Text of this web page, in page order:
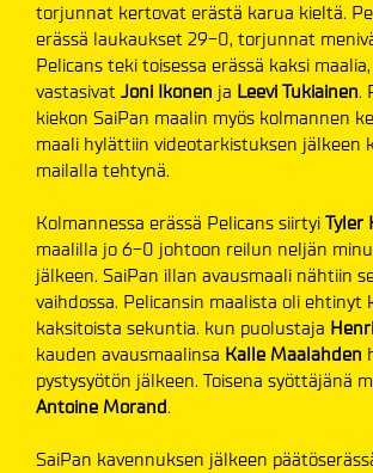
torjunnat kertovat erästä karua kieltä.
erässä laukaukset 29-0, torjunnat
Pelicans teki toisessa erässä kaksi
vastasivat Joni Ikonen ja Leevi Tukiainen.
kiekon SaiPan maalin myös kolmannen
maali hylättiin videotarkistuksen jälkeen
mailalla tehtynä.
Kolmannessa erässä Pelicans siirtyi Tyler
maalilla jo 6-0 johtoon reilun neljän
jälkeen. SaiPan illan avausmaali nähtiin
vaihdossa. Pelicansin maalista oli ehtinyt
kaksitoista sekuntia. kun puolustaja
kauden avausmaalinsa Kalle Maalahden
pystysyötön jälkeen. Toisena syöttäjänä
Antoine Morand.
SaiPan kavennuksen jälkeen